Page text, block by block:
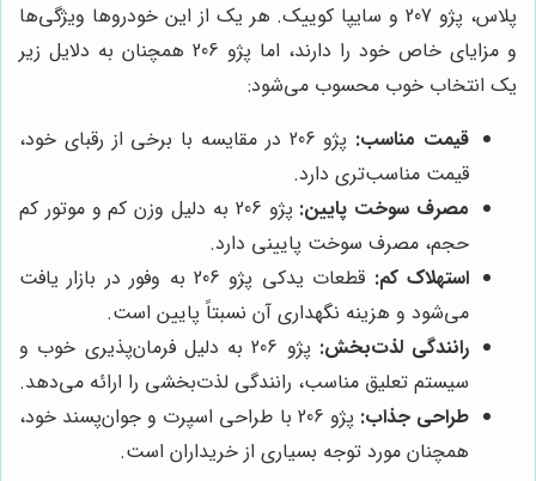
پلاس، پژو 207 و سایپا کوییک. هر یک از این خودروها ویژگی‌ها
و مزایای خاص خود را دارند، اما پژو 206 همچنان به دلایل زیر
یک انتخاب خوب محسوب می‌شود:
قیمت مناسب:
پژو 206 در مقایسه با برخی از رقبای خود،
قیمت مناسب‌تری دارد.
مصرف سوخت پایین:
پژو 206 به دلیل وزن کم و موتور کم
حجم، مصرف سوخت پایینی دارد.
استهلاک کم:
قطعات یدکی پژو 206 به وفور در بازار یافت
می‌شود و هزینه نگهداری آن نسبتاً پایین است.
رانندگی لذت‌بخش:
پژو 206 به دلیل فرمان‌پذیری خوب و
سیستم تعلیق مناسب، رانندگی لذت‌بخشی را ارائه می‌دهد.
طراحی جذاب:
پژو 206 با طراحی اسپرت و جوان‌پسند خود،
همچنان مورد توجه بسیاری از خریداران است.